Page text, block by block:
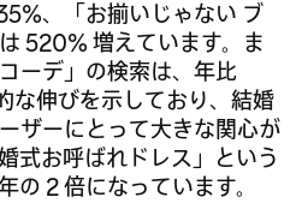
、「お揃いじゃない ブ
520% 増えています。ま
ーデ」の検索は、年比
伸びを示しており、結婚
ザーにとって大きな関心が
式お呼ばれドレス」という
の 2 倍になっています。